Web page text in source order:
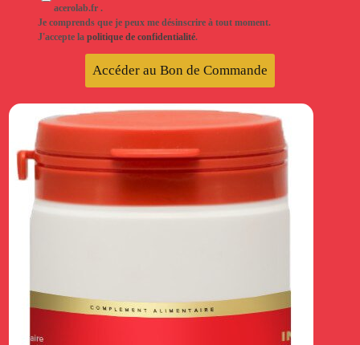
acerolab.fr .
Je comprends que je peux me désinscrire à tout moment.
J'accepte la politique de confidentialité.